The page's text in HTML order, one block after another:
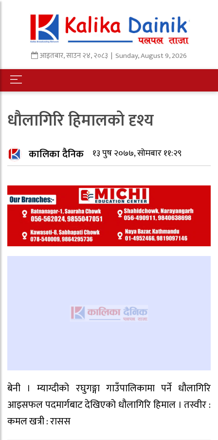
आइतबार,साउन२४,२०८३ | Sunday, August 9, 2026
धौलागिरि हिमालको दृश्य
कालिका दैनिक १३ पुष २०७७, सोमबार ११:२९
बेनी । म्याग्दीको रघुगङ्गा गाउँपालिकामा पर्ने धौलागिरि
आइसफल पदमार्गबाट देखिएको धौलागिरि हिमाल । तस्वीर :
कमल खत्री : रासस